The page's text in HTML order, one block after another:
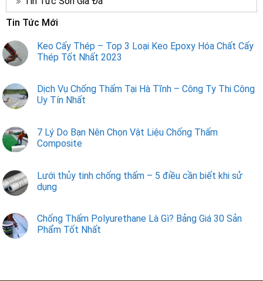
Tin Tức Mới
Keo Cấy Thép – Top 3 Loại Keo Epoxy Hóa Chất Cấy
Thép Tốt Nhất 2023
Dịch Vụ Chống Thấm Tại Hà Tĩnh – Công Ty Thi Công
Uy Tín Nhất
7 Lý Do Bạn Nên Chọn Vật Liệu Chống Thấm
Composite
Lưới thủy tinh chống thấm – 5 điều cần biết khi sử
dụng
Chống Thấm Polyurethane Là Gì? Bảng Giá 30 Sản
Phẩm Tốt Nhất